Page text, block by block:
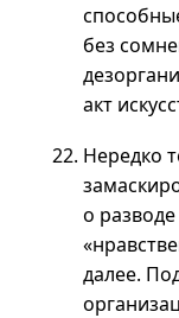
без
акт
Нередко
о
далее.